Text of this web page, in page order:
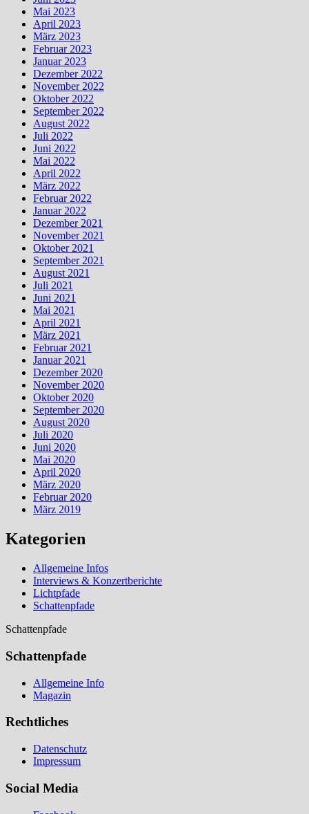
Mai 2023
April 2023
März 2023
Februar 2023
Januar 2023
Dezember 2022
November 2022
Oktober 2022
September 2022
August 2022
Juli 2022
Juni 2022
Mai 2022
April 2022
März 2022
Februar 2022
Januar 2022
Dezember 2021
November 2021
Oktober 2021
September 2021
August 2021
Juli 2021
Juni 2021
Mai 2021
April 2021
März 2021
Februar 2021
Januar 2021
Dezember 2020
November 2020
Oktober 2020
September 2020
August 2020
Juli 2020
Juni 2020
Mai 2020
April 2020
März 2020
Februar 2020
März 2019
Kategorien
Allgemeine Infos
Interviews & Konzertberichte
Lichtpfade
Schattenpfade
Schattenpfade
Schattenpfade
Allgemeine Info
Magazin
Rechtliches
Datenschutz
Impressum
Social Media